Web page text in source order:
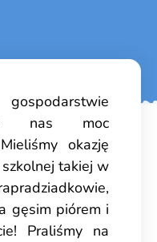
nas moc
okazję
takiej w
gęsim piórem i
Praliśmy na